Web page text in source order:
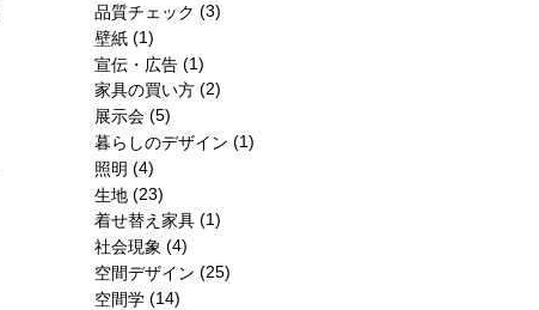
品質チェック (3)
壁紙 (1)
宣伝・広告 (1)
家具の買い方 (2)
展示会 (5)
暮らしのデザイン (1)
照明 (4)
生地 (23)
着せ替え家具 (1)
社会現象 (4)
空間デザイン (25)
空間学 (14)